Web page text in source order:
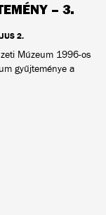
– 3.
2.
Múzeum 1996-os
gyűjteménye a